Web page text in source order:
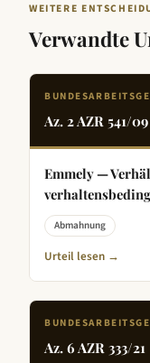
WEITERE
Verwandte
Az. 2 AZR 541/09
Emmely —
Abmahnung
Urteil lesen →
Az. 6 AZR 333/21